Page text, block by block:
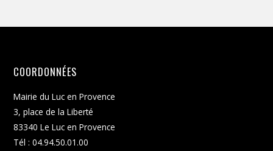
COORDONNÉES
Mairie du Luc en Provence
3, place de la Liberté
83340 Le Luc en Provence
Tél : 04.94.50.01.00